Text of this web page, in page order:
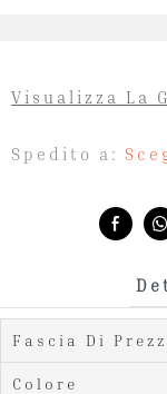
Spedito a:
Visualizza La
Fascia Di
Colore